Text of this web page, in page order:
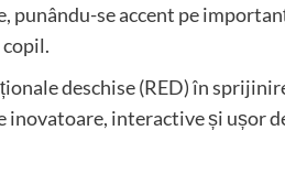
punându-se accent pe
deschise (RED) în
inovatoare, interactive și ușor